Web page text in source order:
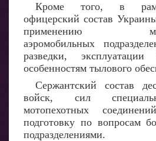
Кроме того, в
офицерский состав
применению
аэромобильных
разведки,
особенностям тылового
Сержантский состав
войск, сил
мотопехотных
подготовку по вопросам
подразделениями.